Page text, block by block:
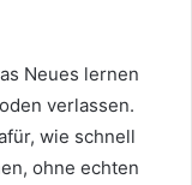
Neues lernen
verlassen.
wie schnell
ohne echten